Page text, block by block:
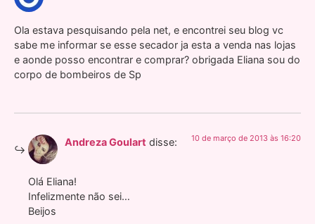
Ola estava pesquisando pela net, e encontrei seu blog vc
sabe me informar se esse secador ja esta a venda nas lojas
e aonde posso encontrar e comprar? obrigada Eliana sou do
corpo de bombeiros de Sp
Andreza Goulart disse: 10 de março de 2013 às 16:20
Olá Eliana!
Infelizmente não sei…
Beijos